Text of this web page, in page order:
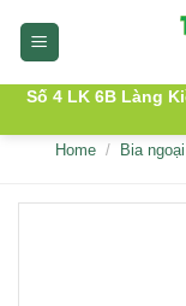
Số 4 LK 6B Làng
Home / Bia